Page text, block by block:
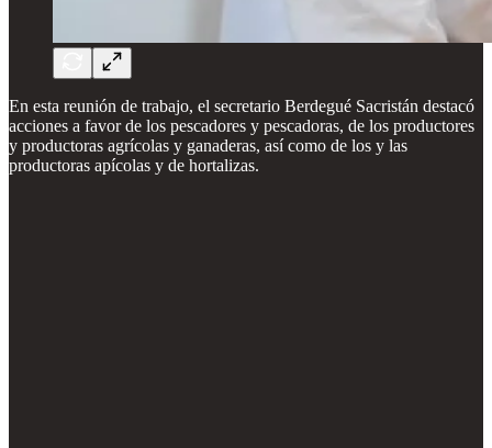
En esta reunión de trabajo, el secretario Berdegué Sacristán destacó
acciones a favor de los pescadores y pescadoras, de los productores
y productoras agrícolas y ganaderas, así como de los y las
productoras apícolas y de hortalizas.